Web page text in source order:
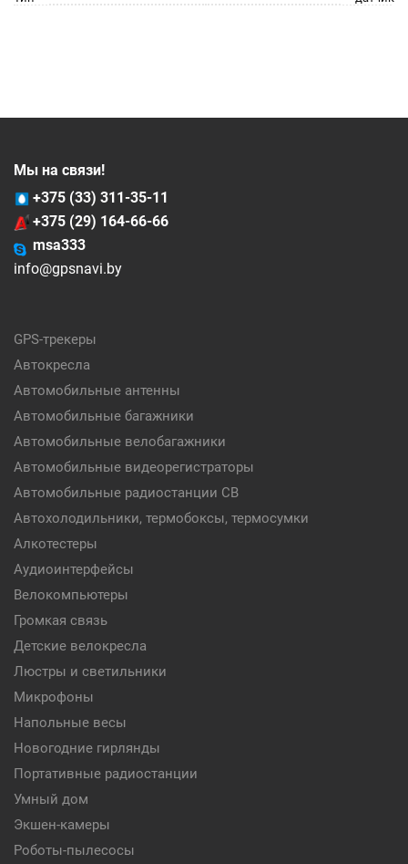
Мы на связи!
+375 (33) 311-35-11
+375 (29) 164-66-66
msa333
info@gpsnavi.by
GPS-трекеры
Автокресла
Автомобильные антенны
Автомобильные багажники
Автомобильные велобагажники
Автомобильные видеорегистраторы
Автомобильные радиостанции CB
Автохолодильники, термобоксы, термосумки
Алкотестеры
Аудиоинтерфейсы
Велокомпьютеры
Громкая связь
Детские велокресла
Люстры и светильники
Микрофоны
Напольные весы
Новогодние гирлянды
Портативные радиостанции
Умный дом
Экшен-камеры
Роботы-пылесосы